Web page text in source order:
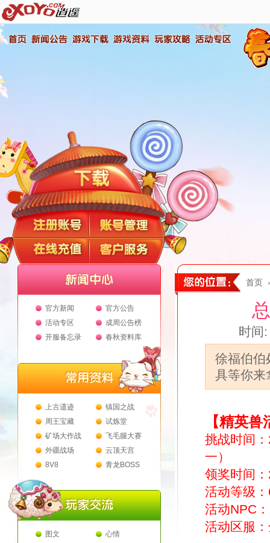
官方新闻
官方公告
活动专区
成周公告榜
开服备忘录
春秋资料库
上古遗迹
镇国之战
周王宝藏
试炼堂
矿场大作战
飞毛腿大赛
外疆战场
云顶天宫
8V8
青龙BOSS
图文
心情
首页
时间
徐福伯伯
具等你来
【精英兽
挑战时间
一）
领奖时间
活动等级
活动NPC
活动区服